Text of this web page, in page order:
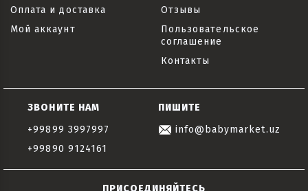
Оплата и доставка
Мой аккаунт
Отзывы
Пользовательское
соглашение
Контакты
ЗВОНИТЕ НАМ
+99899 3997997
+99890 9124161
ПИШИТЕ
info@babymarket.uz
ПРИСОЕДИНЯЙТЕСЬ